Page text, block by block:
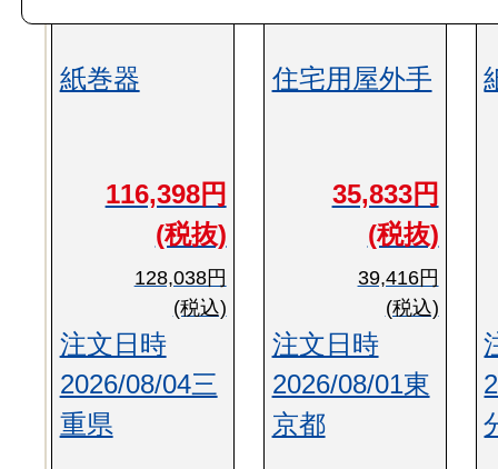
紙巻器
116,398円
(税抜)
128,038円
(税込)
注文日時
2026/08/04三
重県
住宅用屋外手
35,833円
(税抜)
39,416円
(税込)
注文日時
2026/08/01東
京都